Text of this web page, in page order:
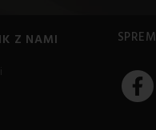
Z NAMI